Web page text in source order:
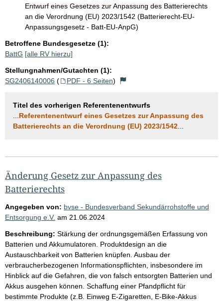
Entwurf eines Gesetzes zur Anpassung des Batterierechts
an die Verordnung (EU) 2023/1542 (Batterierecht-EU-
Anpassungsgesetz - Batt-EU-AnpG)
Betroffene Bundesgesetze (1):
BattG [alle RV hierzu]
Stellungnahmen/Gutachten (1):
SG2406140006 ( PDF - 6 Seiten)
Titel des vorherigen Referentenentwurfs
Referentenentwurf eines Gesetzes zur Anpassung des
Batterierechts an die Verordnung (EU) 2023/1542
Änderung Gesetz zur Anpassung des
Batterierechts
Angegeben von: bvse - Bundesverband Sekundärrohstoffe und
Entsorgung e.V. am 21.06.2024
Beschreibung: Stärkung der ordnungsgemäßen Erfassung von
Batterien und Akkumulatoren. Produktdesign an die
Austauschbarkeit von Batterien knüpfen. Ausbau der
verbraucherbezogenen Informationspflichten, insbesondere im
Hinblick auf die Gefahren, die von falsch entsorgten Batterien und
Akkus ausgehen können. Schaffung einer Pfandpflicht für
bestimmte Produkte (z.B. Einweg E-Zigaretten, E-Bike-Akkus